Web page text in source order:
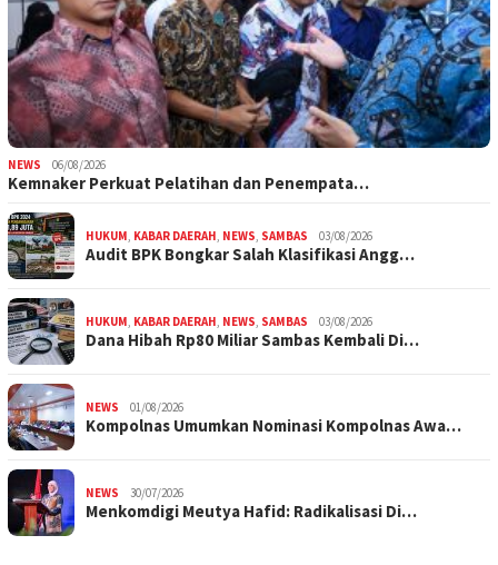
NEWS 06/08/2026
Kemnaker Perkuat Pelatihan dan Penempata…
HUKUM, KABAR DAERAH, NEWS, SAMBAS 03/08/2026
Audit BPK Bongkar Salah Klasifikasi Angg…
HUKUM, KABAR DAERAH, NEWS, SAMBAS 03/08/2026
Dana Hibah Rp80 Miliar Sambas Kembali Di…
NEWS 01/08/2026
Kompolnas Umumkan Nominasi Kompolnas Awa…
NEWS 30/07/2026
Menkomdigi Meutya Hafid: Radikalisasi Di…